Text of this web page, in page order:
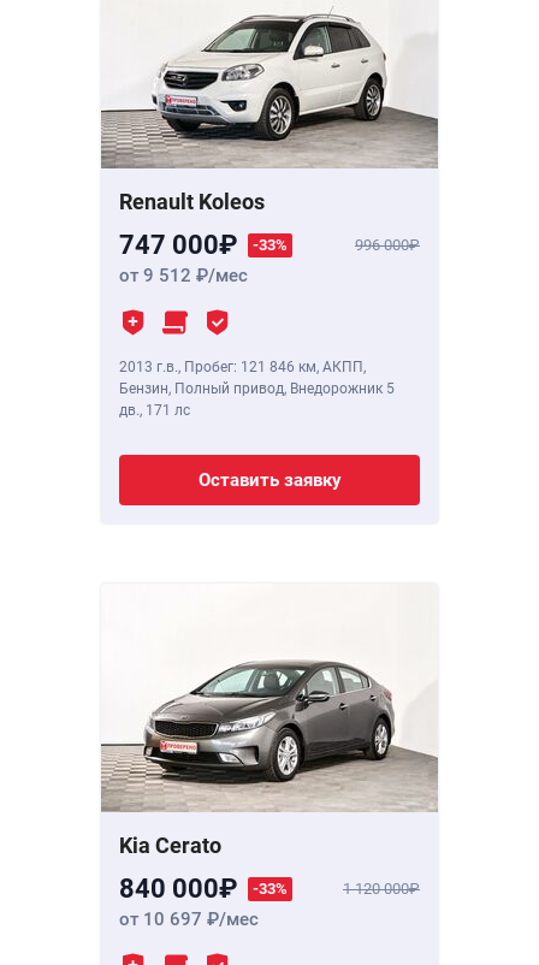
Renault Koleos
747 000 -33% 996 000
от 9 512 /мес
2013 г.в., Пробег: 121 846 км, АКПП,
Бензин, Полный привод, Внедорожник 5
дв., 171 лс
Оставить заявку
Kia Cerato
840 000 -33% 1 120 000
от 10 697 /мес